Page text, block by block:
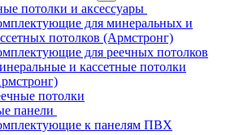
потолки и аксессуары
для минеральных и
потолков (Армстронг)
для реечных потолков
и кассетные потолки
потолки
панели
к панелям ПВХ